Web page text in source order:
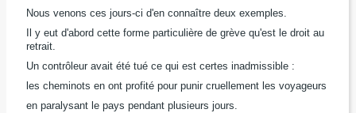
Nous venons ces jours-ci d'en connaître deux exemples.
Il y eut d'abord cette forme particulière de grève qu'est le droit au
retrait.
Un contrôleur avait été tué ce qui est certes inadmissible :
les cheminots en ont profité pour punir cruellement les voyageurs
en paralysant le pays pendant plusieurs jours.